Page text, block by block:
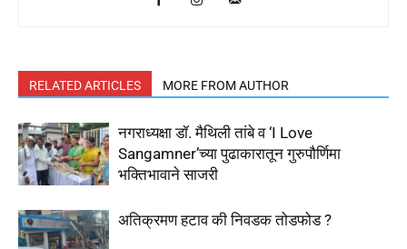
RELATED ARTICLES MORE FROM AUTHOR
नगराध्यक्षा डॉ. मैथिली तांबे व ‘I Love
Sangamner’च्या पुढाकारातून गुरुपौर्णिमा
भक्तिभावाने साजरी
अतिक्रमण हटाव की निवडक तोडफोड ?